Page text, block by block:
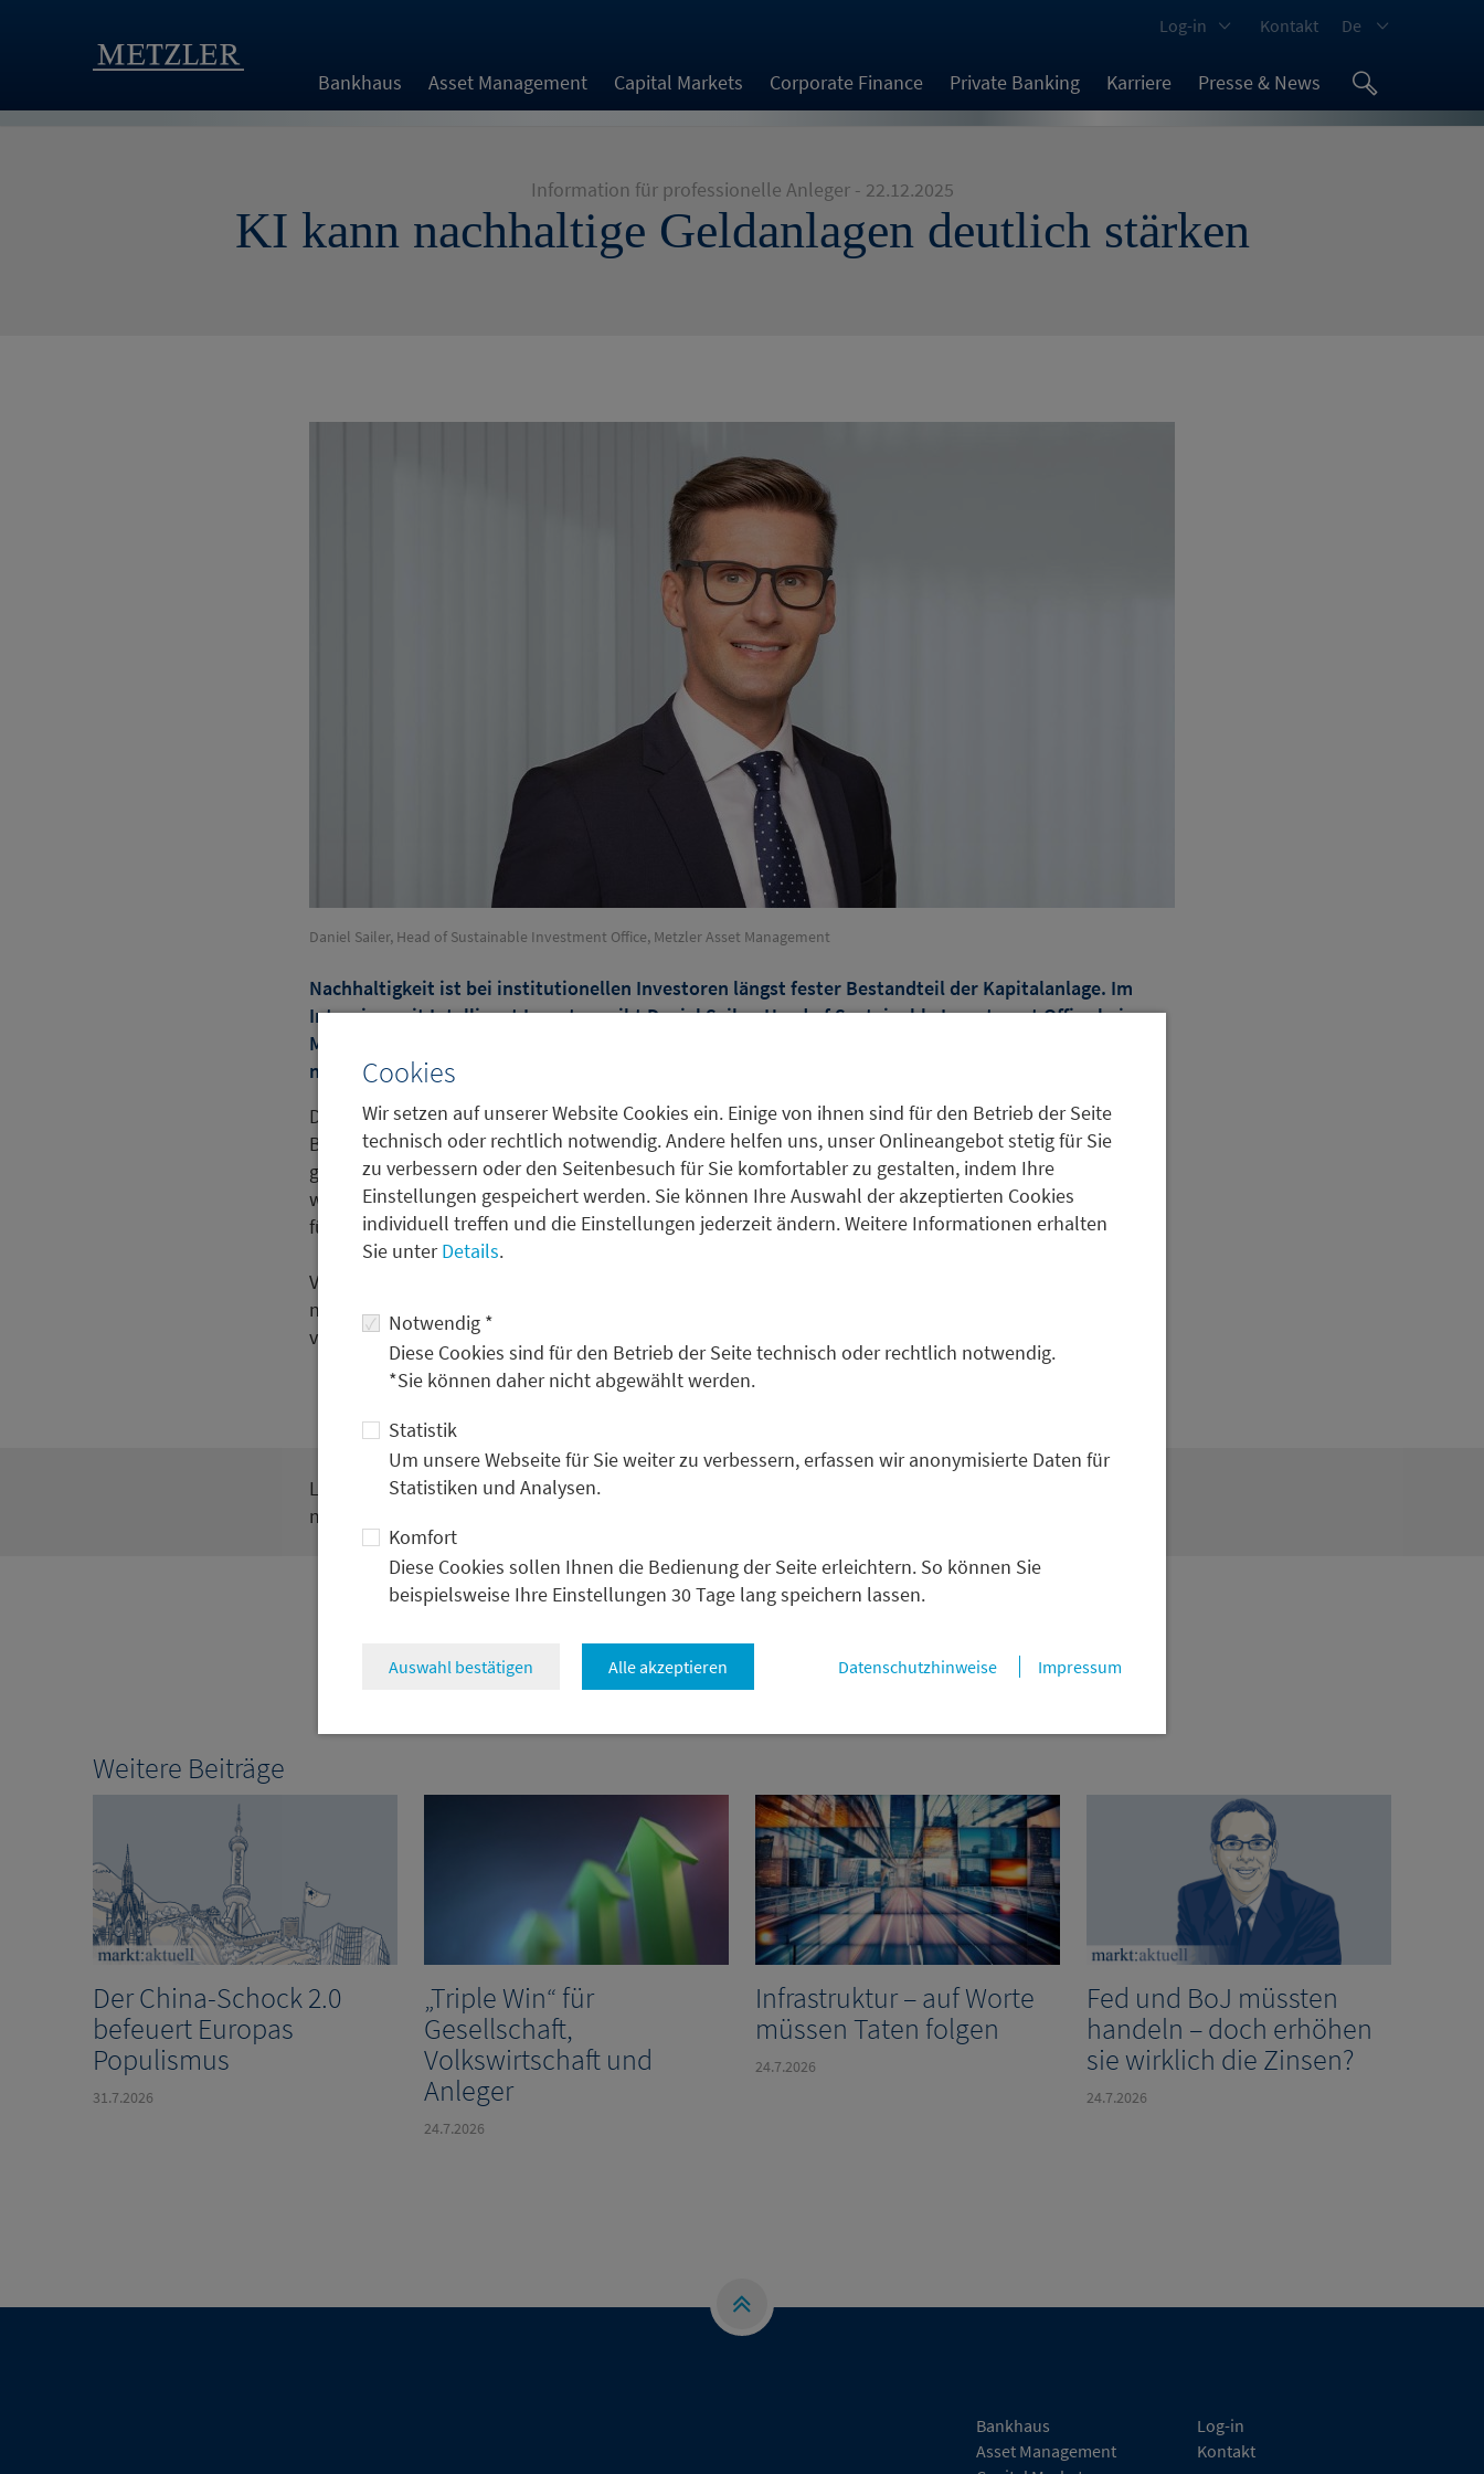
Cookies
Wir setzen auf unserer Website Cookies ein. Einige von ihnen sind für den Betrieb der Seite
technisch oder rechtlich notwendig. Andere helfen uns, unser Onlineangebot stetig für Sie
zu verbessern oder den Seitenbesuch für Sie komfortabler zu gestalten, indem Ihre
Einstellungen gespeichert werden. Sie können Ihre Auswahl der akzeptierten Cookies
individuell treffen und die Einstellungen jederzeit ändern. Weitere Informationen erhalten
Sie unterDetails.
Notwendig *
Diese Cookies sind für den Betrieb der Seite technisch oder rechtlich notwendig.
*Sie können daher nicht abgewählt werden.
Statistik
Um unsere Webseite für Sie weiter zu verbessern, erfassen wir anonymisierte Daten für
Statistiken und Analysen.
Komfort
Diese Cookies sollen Ihnen die Bedienung der Seite erleichtern. So können Sie
beispielsweise Ihre Einstellungen 30 Tage lang speichern lassen.
Auswahl bestätigen Alle akzeptieren Datenschutzhinweise Impressum
Bankhaus Asset Management Capital Markets Corporate Finance Private Banking Karriere Presse & News
Log-in Kontakt De
Information für professionelle Anleger - 22.12.2025
KI kann nachhaltige Geldanlagen deutlich stärken
Daniel Sailer, Head of Sustainable Investment Office, Metzler Asset Management
Nachhaltigkeit ist bei institutionellen Investoren längst fester Bestandteil der Kapitalanlage. Im
Interview mit Intelligent Investors gibt Daniel Sailer, Head of Sustainable Investment Office bei
Metzler Asset Management, Einblicke in den aktuellen Stand nachhaltiger Geldanlagen und deren
nächste Entwicklungsstufe.
Dabei zeigt sich, dass sich die Prioritäten zunehmend verschieben: Im Fokus stehen die zunehmende
Bedeutung von Dekarbonisierung und Transformation, der verantwortungsvolle Umgang mit
geopolitisch sensiblen Themen wie Rüstung sowie klare Positionierungen zu kontroversen Bereichen
wie dem Tiefseebergbau. Zudem erläutert Sailer, welche Rolle Qualitätsstandards wie das FNG-Siegel
für Investoren spielen und warum robuste Prozesse entscheidender sind als Labels.
Vor diesem Hintergrund geht er auch auf den Einsatz von Künstlicher Intelligenz ein. KI kann die
nachhaltige Geldanlage spürbar stärken, indem sie hilft, Datenlücken zu schließen, Analysen zu
vertiefen und Transparenz zu erhöhen, ohne Anlageentscheidungen zu automatisieren.
Lesen Sie im Interview mitIntelligent Investors
nachhaltiger Strategien zählt.
Weitere Beiträge
Der China-Schock 2.0
befeuert Europas
Populismus
31.7.2026
„Triple Win“ für
Gesellschaft,
Volkswirtschaft und
Anleger
24.7.2026
Infrastruktur – auf Worte
müssen Taten folgen
24.7.2026
Fed und BoJ müssten
handeln – doch erhöhen
sie wirklich die Zinsen?
24.7.2026
Bankhaus
Asset Management
Log-in
Kontakt